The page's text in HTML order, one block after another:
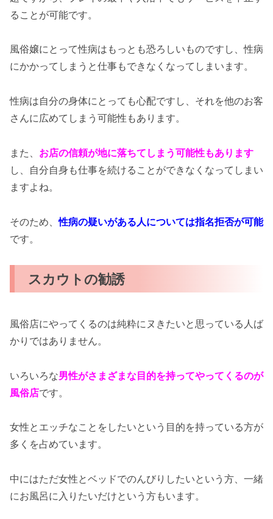
ることが可能です。
風俗嬢にとって性病はもっとも恐ろしいものですし、性病
にかかってしまうと仕事もできなくなってしまいます。
性病は自分の身体にとっても心配ですし、それを他のお客
さんに広めてしまう可能性もあります。
また、 お店の信頼が地に落ちてしまう可能性もあります
し、自分自身も仕事を続けることができなくなってしまい
ますよね。
そのため、性病の疑いがある人については指名拒否が可能
です。
スカウトの勧誘
風俗店にやってくるのは純粋にヌきたいと思っている人ば
かりではありません。
いろいろな男性がさまざまな目的を持ってやってくるのが
風俗店です。
女性とエッチなことをしたいという目的を持っている方が
多くを占めています。
中にはただ女性とベッドでのんびりしたいという方、一緒
にお風呂に入りたいだけという方もいます。